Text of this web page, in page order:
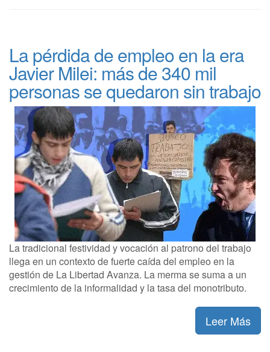
La pérdida de empleo en la era
Javier Milei: más de 340 mil
personas se quedaron sin trabajo
La tradicional festividad y vocación al patrono del trabajo
llega en un contexto de fuerte caída del empleo en la
gestión de La Libertad Avanza. La merma se suma a un
crecimiento de la informalidad y la tasa del monotributo.
Leer Más